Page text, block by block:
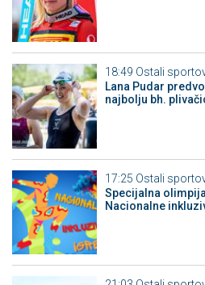
18:49 Ostali
Lana Pudar
najbolju bh.
17:25 Ostali
Specijalna
Nacionalne